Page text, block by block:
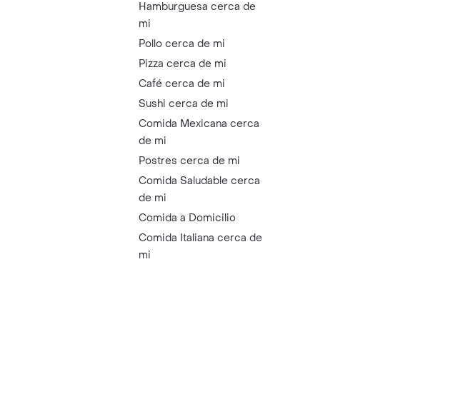
Hamburguesa cerca de
mi
Pollo cerca de mi
Pizza cerca de mi
Café cerca de mi
Sushi cerca de mi
Comida Mexicana cerca
de mi
Postres cerca de mi
Comida Saludable cerca
de mi
Comida a Domicilio
Comida Italiana cerca de
mi